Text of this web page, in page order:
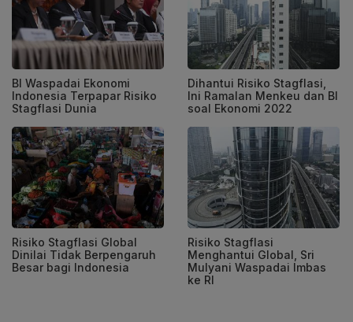
BI Waspadai Ekonomi
Indonesia Terpapar Risiko
Stagflasi Dunia
Dihantui Risiko Stagflasi,
Ini Ramalan Menkeu dan BI
soal Ekonomi 2022
Risiko Stagflasi Global
Dinilai Tidak Berpengaruh
Besar bagi Indonesia
Risiko Stagflasi
Menghantui Global, Sri
Mulyani Waspadai Imbas
ke RI